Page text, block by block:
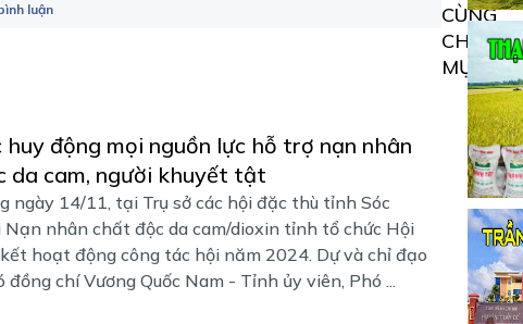
luận
CÙNG
CHUYÊN
MỤC
huy động mọi nguồn lực hỗ trợ nạn nhân
da cam, người khuyết tật
ngày 14/11, tại Trụ sở các hội đặc thù tỉnh Sóc
Nạn nhân chất độc da cam/dioxin tỉnh tổ chức Hội
hoạt động công tác hội năm 2024. Dự và chỉ đạo
đồng chí Vương Quốc Nam - Tỉnh ủy viên, Phó ...